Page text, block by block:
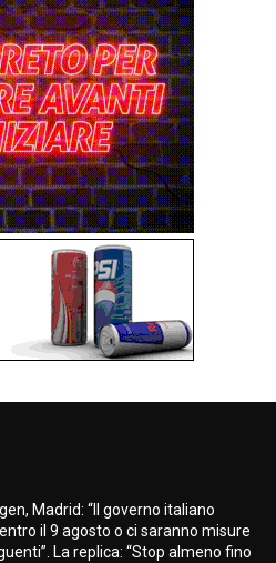
Madrid: “Il governo italiano
il 9 agosto o ci saranno misure
La replica: “Stop almeno fino